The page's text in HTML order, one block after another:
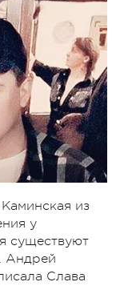
из
у
существуют
Андрей
Слава